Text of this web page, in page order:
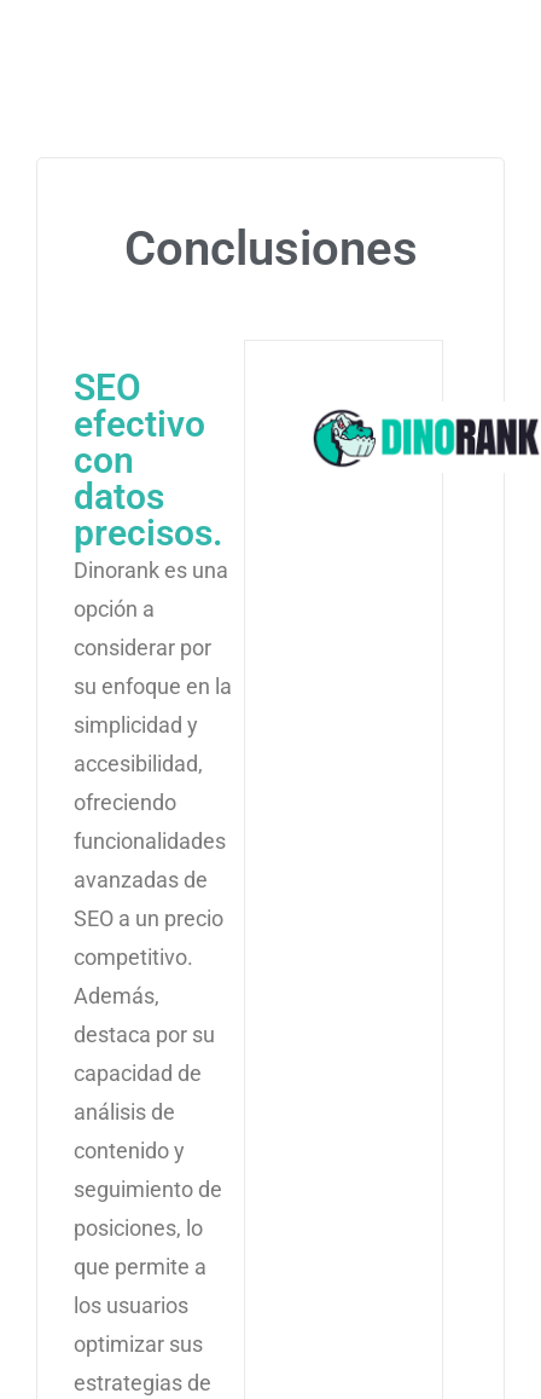
Conclusiones
SEO
efectivo
con
datos
precisos.
Dinorank es una
opción a
considerar por
su enfoque en la
simplicidad y
accesibilidad,
ofreciendo
funcionalidades
avanzadas de
SEO a un precio
competitivo.
Además,
destaca por su
capacidad de
análisis de
contenido y
seguimiento de
posiciones, lo
que permite a
los usuarios
optimizar sus
estrategias de